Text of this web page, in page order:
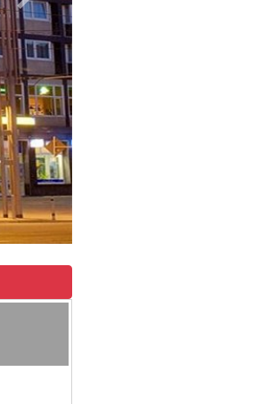
Weiter